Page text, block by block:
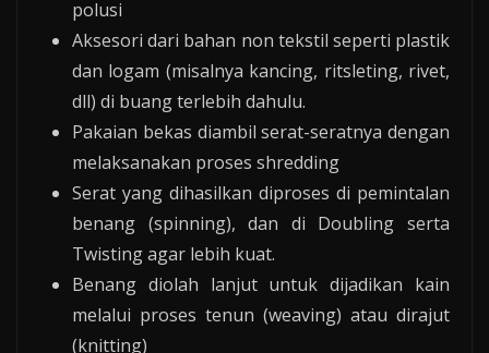
polusi
Aksesori dari bahan non tekstil seperti plastik
dan logam (misalnya kancing, ritsleting, rivet,
dll) di buang terlebih dahulu.
Pakaian bekas diambil serat-seratnya dengan
melaksanakan proses shredding
Serat yang dihasilkan diproses di pemintalan
benang (spinning), dan di Doubling serta
Twisting agar lebih kuat.
Benang diolah lanjut untuk dijadikan kain
melalui proses tenun (weaving) atau dirajut
(knitting)